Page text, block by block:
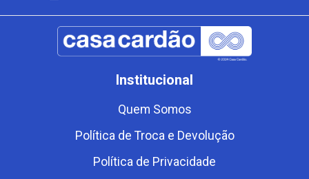
Institucional
Quem Somos
Política de Troca e Devolução
Política de Privacidade